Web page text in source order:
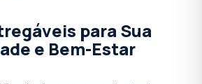
para Sua
e Bem-Estar